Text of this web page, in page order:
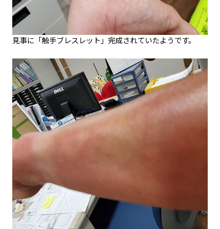
見事に「触手ブレスレット」完成されていたようです。